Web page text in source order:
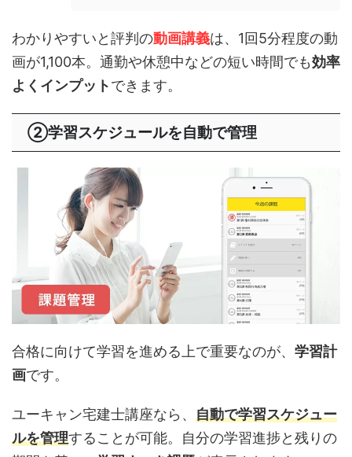
わかりやすいと評判の動画講義は、1回5分程度の動
画が1,100本。通勤や休憩中などの短い時間でも効率
よくインプットできます。
②学習スケジュールを自動で管理
合格に向けて学習を進める上で重要なのが、 学習計
画です。
ユーキャン宅建士講座なら、 自動で学習スケジュー
ルを管理することが可能。自分の学習進捗と残りの